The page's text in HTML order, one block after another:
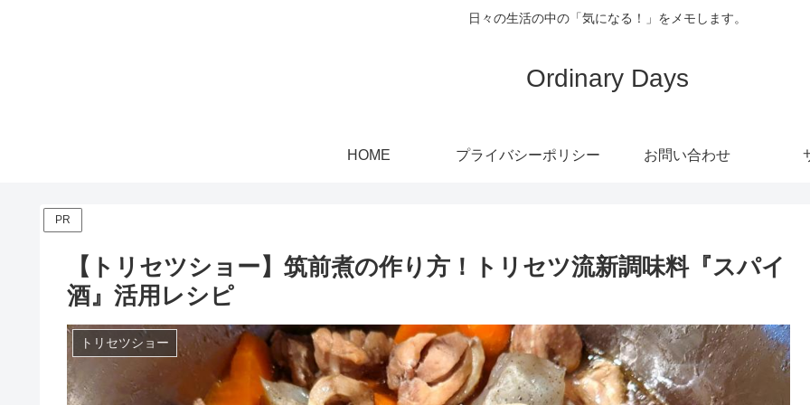
日々の生活の中の「気になる！」をメモします。
Ordinary Days
HOME プライバシーポリシー お問い合わせ
PR
【トリセツショー】筑前煮の作り方！トリセツ流新調味料『スパイ
酒』活用レシピ
トリセツショー